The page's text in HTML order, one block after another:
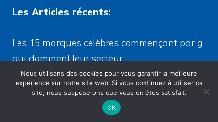
Les Articles récents:
Les 15 marques célèbres commençant par g
qui dominent leur secteur
Le travail 3×8 : définition, fonctionnement et
impacts
Le retail c’est quoi ? tout comprendre sur le
Nous utilisons des cookies pour vous garantir la meilleure
expérience sur notre site web. Si vous continuez à utiliser ce
site, nous supposerons que vous en êtes satisfait.
OK